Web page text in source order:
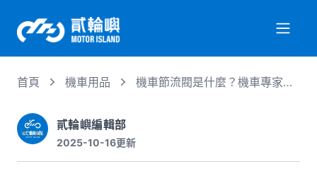
服務項目
首頁 機車用品
機車節流閥是什麼？機車專家帶
貳輪嶼編輯部
2025-10-16更新